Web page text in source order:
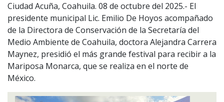
Ciudad Acuña, Coahuila. 08 de octubre del 2025.- El
presidente municipal Lic. Emilio De Hoyos acompañado
de la Directora de Conservación de la Secretaría del
Medio Ambiente de Coahuila, doctora Alejandra Carrera
Maynez, presidió el más grande festival para recibir a la
Mariposa Monarca, que se realiza en el norte de
México.